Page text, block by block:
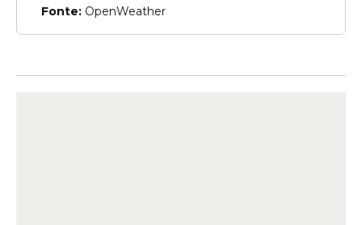
Fonte: OpenWeather